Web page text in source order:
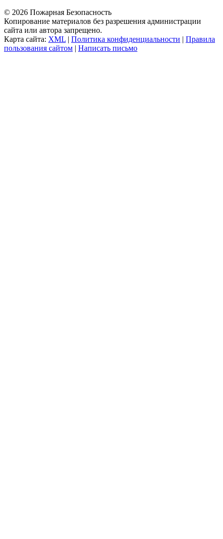
© 2026 Пожарная Безопасность
Копирование материалов без разрешения администрации
сайта или автора запрещено.
Карта сайта: XML | Политика конфиденциальности | Правила
пользования сайтом | Написать письмо